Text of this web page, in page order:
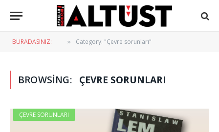
BURADASINIZ: » Category: "Çevre sorunları"
BROWSING: ÇEVRE SORUNLARI
ÇEVRE SORUNLARI